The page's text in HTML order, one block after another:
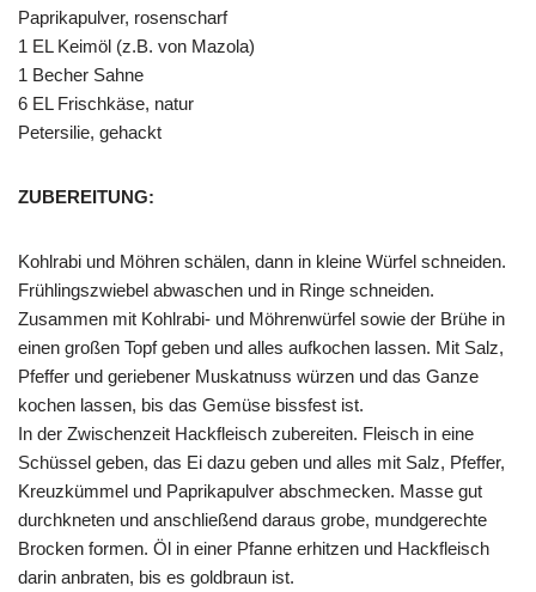
Paprikapulver, rosenscharf
1 EL Keimöl (z.B. von Mazola)
1 Becher Sahne
6 EL Frischkäse, natur
Petersilie, gehackt
ZUBEREITUNG:
Kohlrabi und Möhren schälen, dann in kleine Würfel schneiden.
Frühlingszwiebel abwaschen und in Ringe schneiden.
Zusammen mit Kohlrabi- und Möhrenwürfel sowie der Brühe in
einen großen Topf geben und alles aufkochen lassen. Mit Salz,
Pfeffer und geriebener Muskatnuss würzen und das Ganze
kochen lassen, bis das Gemüse bissfest ist.
In der Zwischenzeit Hackfleisch zubereiten. Fleisch in eine
Schüssel geben, das Ei dazu geben und alles mit Salz, Pfeffer,
Kreuzkümmel und Paprikapulver abschmecken. Masse gut
durchkneten und anschließend daraus grobe, mundgerechte
Brocken formen. Öl in einer Pfanne erhitzen und Hackfleisch
darin anbraten, bis es goldbraun ist.